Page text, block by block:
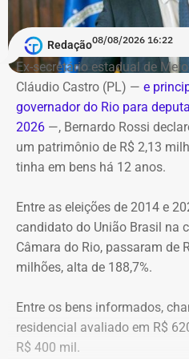
Debate entre candidatos ao
Janeiro
Data: domingo, 09 de agosto
Horário: 20h
Transmissão: Canal Band,
TEMPO REAL
Pré-hora: 19h, com cobertura
TEMPO REAL
alastraram pela mata. De
Bombeiros, agentes
incêndios florestais foram
controlar o fogo.
A operação mobilizou cerca
4 unidades operacionais.
Redação08/08/2026 16:22
Ex-secretário estadual de
Cláudio Castro (PL) — e
governador do Rio para
2026 —, Bernardo Rossi
um patrimônio de R$ 2,13
tinha em bens há 12 anos.
Entre as eleições de 2014 e
candidato do União Brasil na
Câmara do Rio, passaram de
milhões, alta de 188,7%.
Entre os bens informados,
residencial avaliado em R$
R$ 400 mil.